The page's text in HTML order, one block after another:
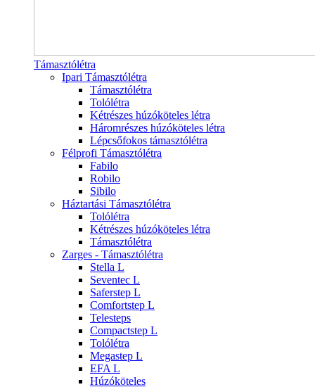
Támasztólétra
Ipari Támasztólétra
Támasztólétra
Tolólétra
Kétrészes húzóköteles létra
Háromrészes húzóköteles létra
Lépcsőfokos támasztólétra
Félprofi Támasztólétra
Fabilo
Robilo
Sibilo
Háztartási Támasztólétra
Tolólétra
Kétrészes húzóköteles létra
Támasztólétra
Zarges - Támasztólétra
Stella L
Seventec L
Saferstep L
Comfortstep L
Telesteps
Compactstep L
Tolólétra
Megastep L
EFA L
Húzóköteles